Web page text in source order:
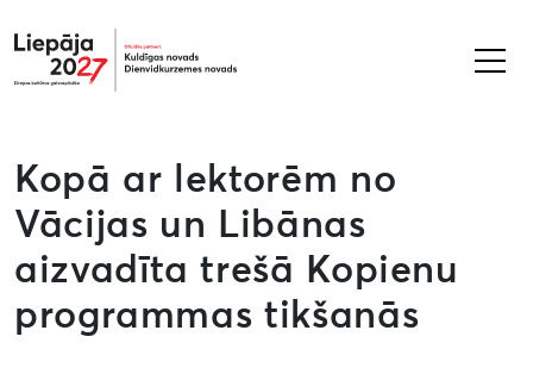
Liepāja2027
Kopā ar lektorēm no
Vācijas un Libānas
aizvadīta trešā Kopienu
programmas tikšanās